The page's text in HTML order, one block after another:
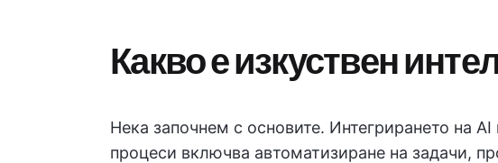
Какво е изкуствен
Нека започнем с основите. Интегрирането на
процеси включва автоматизиране на задачи,